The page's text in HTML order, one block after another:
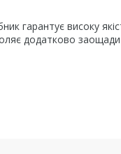
гарантує високу
додатково